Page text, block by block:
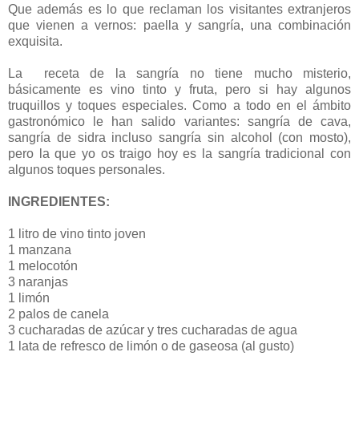
Que además es lo que reclaman los visitantes extranjeros
que vienen a vernos: paella y sangría, una combinación
exquisita.
La receta de la sangría no tiene mucho misterio,
básicamente es vino tinto y fruta, pero si hay algunos
truquillos y toques especiales. Como a todo en el ámbito
gastronómico le han salido variantes: sangría de cava,
sangría de sidra incluso sangría sin alcohol (con mosto),
pero la que yo os traigo hoy es la sangría tradicional con
algunos toques personales.
INGREDIENTES:
1 litro de vino tinto joven
1 manzana
1 melocotón
3 naranjas
1 limón
2 palos de canela
3 cucharadas de azúcar y tres cucharadas de agua
1 lata de refresco de limón o de gaseosa (al gusto)